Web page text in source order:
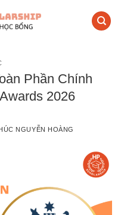
Phần Chính
2026
NGUYỄN HOÀNG